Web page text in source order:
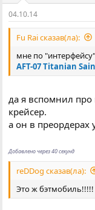
04.10.14
Fu Rai сказав(ла):
мне по
AFT-07 Titanian
да я вспомнил про
крейсер.
а он в преордерах
Добавлено через 40 секунд
reDDog сказав(ла):
Это ж бэтмобиль!!!!!